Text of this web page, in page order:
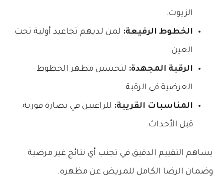
الزيوت.
الخطوط الرفيعة: لمن لديهم تجاعيد أولية تحت
العين.
الرقبة المجهدة: لتحسين مظهر الخطوط
العرضية في الرقبة.
المناسبات القريبة: للراغبين في نضارة فورية
قبل الأحداث.
يساهم التقييم الدقيق في تجنب أي نتائج غير مرضية
وضمان الرضا الكامل للمريض عن مظهره.